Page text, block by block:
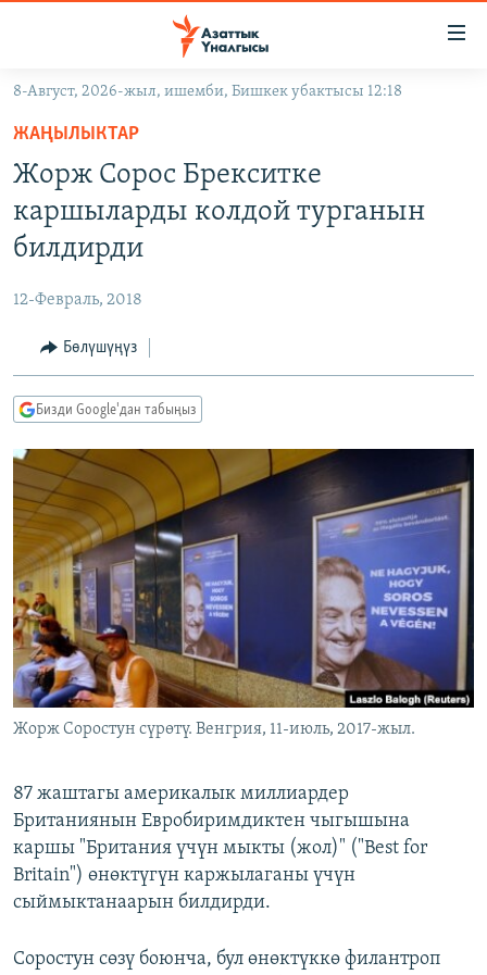
Навигацияга
өтүңүз
Издөөгө
салыңызКЫРГЫЗСТАН
МАДАНИЯТ
ДҮЙНӨ
УКРАИНА
ТВ ПРОГРАММАЛАР
БҮГҮН АЗАТТЫКТА
ДАНИСТЕ
ЭЖЕ-СИҢДИЛЕР
АЗАТТЫК+
ЫҢГАЙСЫЗ СУРООЛОР
ПОДКАСТ
Русский
ОНЛАЙН ШЕРИНЕ
ЭЕ/АРнун бардык сайттары
8-Август, 2026-жыл, ишемби, Бишкек убактысы 12:18
ЖАҢЫЛЫКТАР
Жорж Сорос Брекситке
каршыларды колдой турганын
билдирди
12-Февраль, 2018
Бөлүшүңүз
Бизди Google'дан табыңыз
Жорж Соростун сүрөтү. Венгрия, 11-июль, 2017-жыл.
87 жаштагы америкалык миллиардер
Британиянын Евробиримдиктен чыгышына
каршы "Британия үчүн мыкты (жол)" ("Best for
Britain") өнөктүгүн каржылаганы үчүн
сыймыктанаарын билдирди.
Соростун сөзү боюнча, бул өнөктүккө филантроп